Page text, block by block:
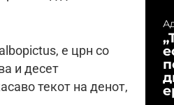
е црн со
и десет
текот на денот,